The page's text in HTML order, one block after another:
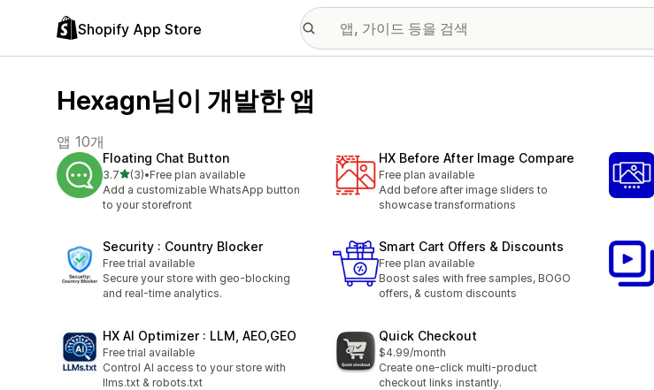
Shopify App Store
Hexagn님이 개발한 앱
앱 10개
Floating Chat Button
3.7별 5개 중
(3)
총 리뷰 3개
•Free plan available
Add a customizable WhatsApp button
to your storefront
HX Before After Image Compare
Free plan available
Add before after image sliders to
showcase transformations
Security : Country Blocker
Free trial available
Secure your store with geo-blocking
and real-time analytics.
Smart Cart Offers & Discounts
Free plan available
Boost sales with free samples, BOGO
offers, & custom discounts
HX AI Optimizer : LLM, AEO,GEO
Free trial available
Control AI access to your store with
llms.txt & robots.txt
Quick Checkout
$4.99/month
Create one-click multi-product
checkout links instantly.